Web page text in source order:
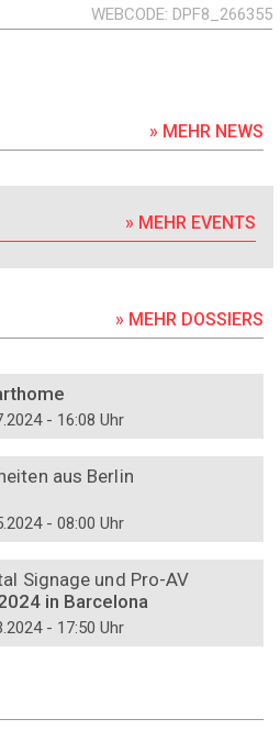
WEBCODE DPF8_266355
» MEHR NEWS
» MEHR EVENTS
» MEHR DOSSIERS
- 16:08 Uhr
aus Berlin
- 08:00 Uhr
Signage und Pro-AV
in Barcelona
- 17:50 Uhr